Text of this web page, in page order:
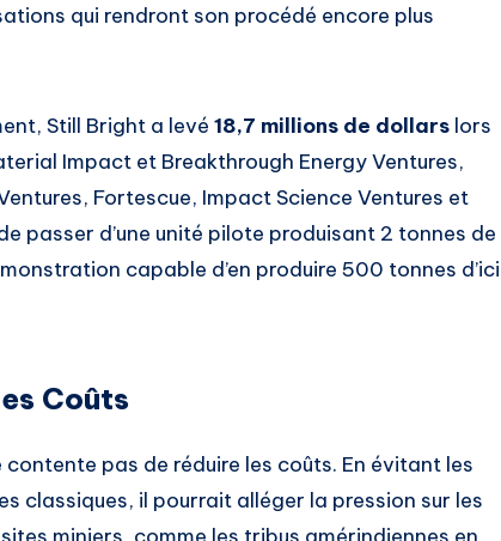
qui rendront son procédé encore plus
Still Bright a levé 18,7 millions de dollars lors
Impact et Breakthrough Energy Ventures,
Fortescue, Impact Science Ventures et
passer d’une unité pilote produisant 2 tonnes de
capable d’en produire 500 tonnes d’ici
Coûts
pas de réduire les coûts. En évitant les
classiques, il pourrait alléger la pression sur les